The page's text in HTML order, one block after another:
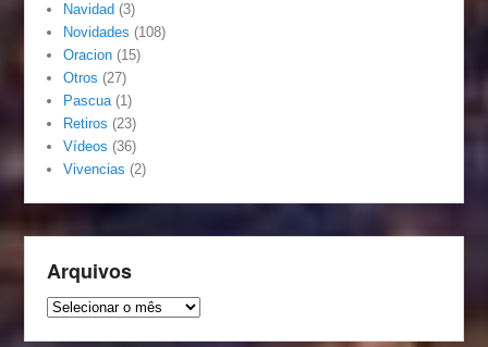
Navidad (3)
Novidades (108)
Oracion (15)
Otros (27)
Pascua(1)
Retiros (23)
Vídeos (36)
Vivencias (2)
Arquivos
Arquivos